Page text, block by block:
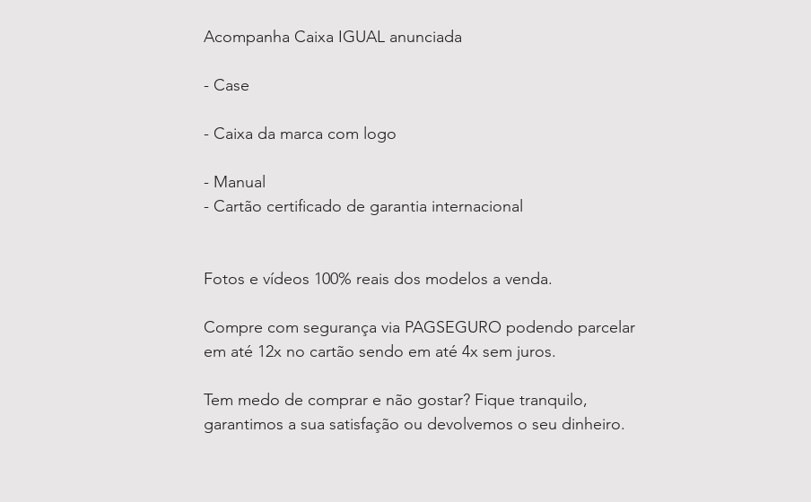
Acompanha Caixa IGUAL anunciada
- Case
- Caixa da marca com logo
- Manual
- Cartão certificado de garantia internacional
Fotos e vídeos 100% reais dos modelos a venda.
Compre com segurança via PAGSEGURO podendo parcelar
em até 12x no cartão sendo em até 4x sem juros.
Tem medo de comprar e não gostar? Fique tranquilo,
garantimos a sua satisfação ou devolvemos o seu dinheiro.